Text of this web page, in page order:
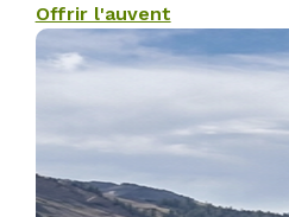
Offrir l'auvent